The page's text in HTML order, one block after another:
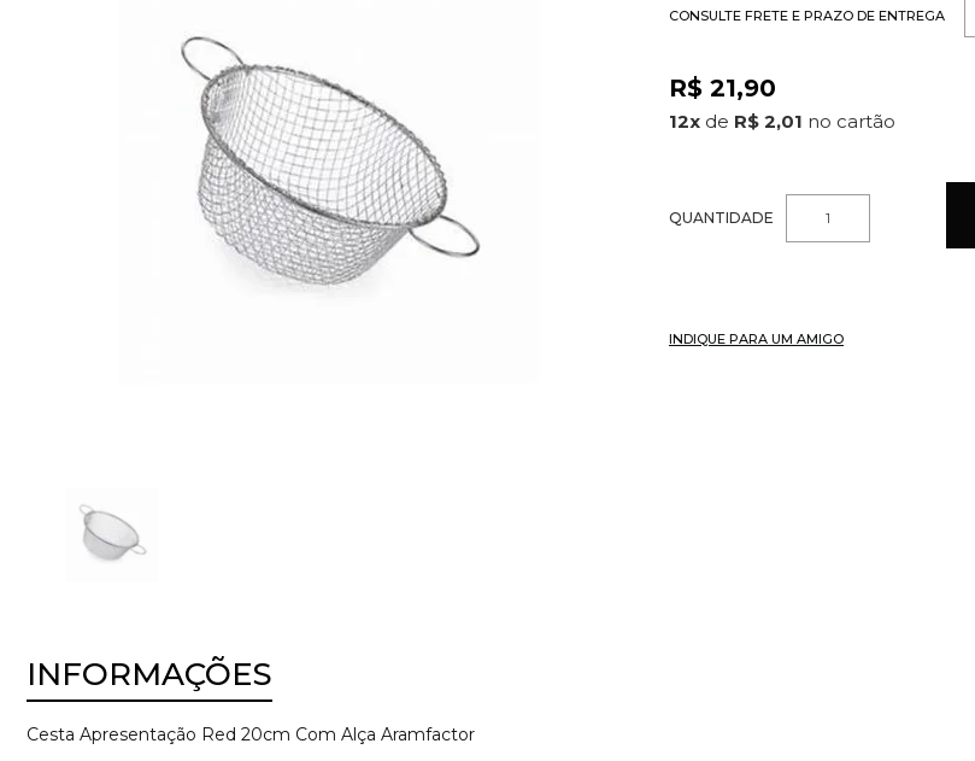
CONSULTE FRETE E PRAZO DE ENTREGA
R$ 21,90
12x de R$ 2,01
QUANTIDADE
INDIQUE PARA UM AMIGO
INFORMAÇÕES
Cesta Apresentação Red 20cm Com Alça Aramfactor